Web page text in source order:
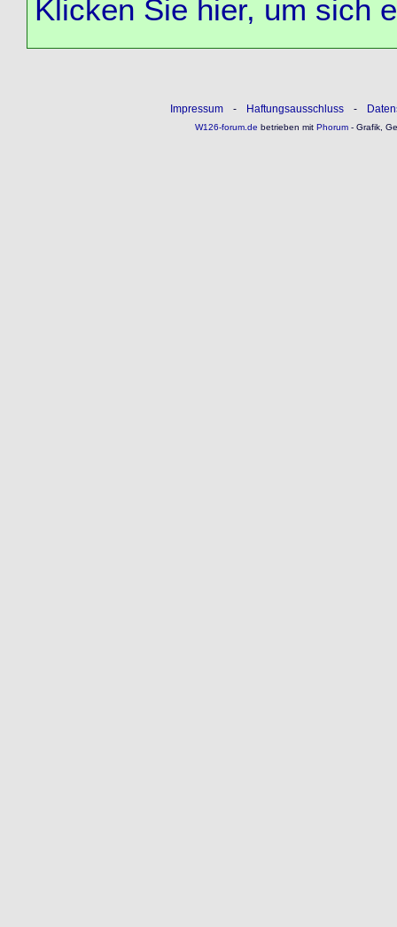
Klicken Sie hier, um sich
Impressum - Haftungsausschluss -
W126-forum.de betrieben mitPhorum- Grafik,